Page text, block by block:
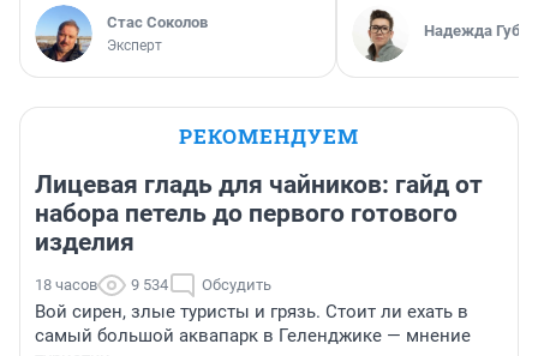
Стас Соколов
Эксперт
Надежда
РЕКОМЕНДУЕМ
Лицевая гладь для чайников: гайд от
набора петель до первого готового
изделия
18 часов 9 534 Обсудить
Вой сирен, злые туристы и грязь. Стоит ли ехать в
самый большой аквапарк в Геленджике — мнение